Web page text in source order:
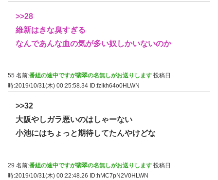
>>28
維新はきな臭すぎる
なんであんな血の気が多い奴しかいないのか
55 名前:番組の途中ですが翡翠の名無しがお送りします 投稿日
時:2019/10/31(木) 00:25:58.34 ID:fzIkh64o0HLWN
>>32
大阪やしガラ悪いのはしゃーない
小池にはちょっと期待してたんやけどな
29 名前:番組の途中ですが翡翠の名無しがお送りします 投稿日
時:2019/10/31(木) 00:22:48.26 ID:hMC7pN2V0HLWN